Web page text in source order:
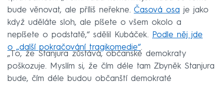
bude věnovat, ale příliš neřekne. Časová osa je jako
když uděláte sloh, ale píšete o všem okolo a
nepíšete o podstatě,“ sdělil Kubáček. Podle něj jde
o „další pokračování tragikomedie“.
„To, že Stanjura zůstává, občanské demokraty
poškozuje. Myslím si, že čím déle tam Zbyněk Stanjura
bude, čím déle budou občanští demokraté